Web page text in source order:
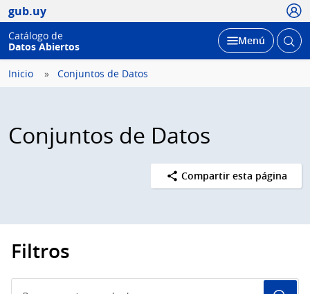
gub.uy
Catálogo de
Datos Abiertos
Desplegar
Menú Abrir
Inicio Conjuntos de Datos
Conjuntos de Datos
Compartir esta página
Filtros